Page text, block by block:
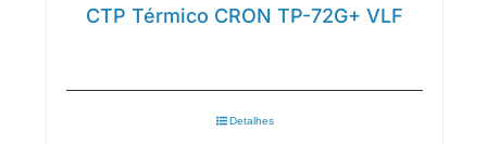
CTP Térmico CRON TP-72G+ VLF
Detalhes